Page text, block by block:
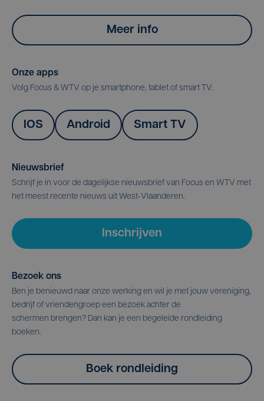
Meer info
Onze apps
Volg Focus & WTV op je smartphone, tablet of smart TV.
IOS Android Smart TV
Nieuwsbrief
Schrijf je in voor de dagelijkse nieuwsbrief van Focus en WTV met
het meest recente nieuws uit West-Vlaanderen.
Inschrijven
Bezoek ons
Ben je benieuwd naar onze werking en wil je met jouw vereniging,
bedrijf of vriendengroep een bezoek achter de
schermen brengen? Dan kan je een begeleide rondleiding
boeken.
Boek rondleiding